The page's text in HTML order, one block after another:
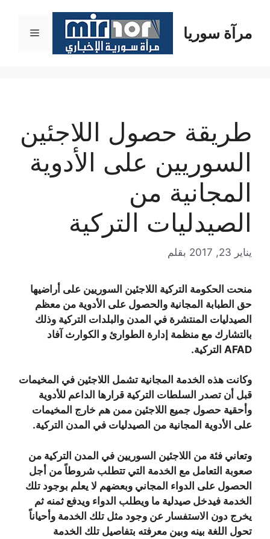
المحتوىمرآة سوريا القائمة
طريقة حصول اللاجئين
السوريين على الأدوية
المجانية من
الصيدليات التركية
يناير 23, 2017 بقلم
منحت الحكومة التركية اللاجئين السوريين على أراضيها
حق الطبابة المجانية والحصول على الأدوية من معظم
الصيدليات المنتشرة في المدن والبلدات التركية وذلك
بالتشارك مع منظمة إدارة الطوارئ و الكوارث آفاد
AFAD التركية.
وكانت هذه الخدمة المجانية تشمل اللاجئين في المخيمات
قبل أن تصدر السلطات التركية قرارها الداعم للأدوية
وأحقية حصول جميع اللاجئين ممن هم خارج المخيمات
على الأدوية المجانية من الصيدليات في المدن التركية.
وتعاني فئة من اللاجئين السوريين في المدن التركية من
صعوبة التعامل مع الخدمة التي تتطلب شروطاً من أجل
الحصول على الدواء المجاني وبعضهم لا يعلم بوجود تلك
الخدمة فيدخل صيدلية ما ويطلب الدواء ويدفع ثمنه ثم
يخرج دون الاستفسار عن وجود مثل تلك الخدمة وأحياناً
تحول اللغة بينه وبين معرفته بتفاصيل تلك الخدمة